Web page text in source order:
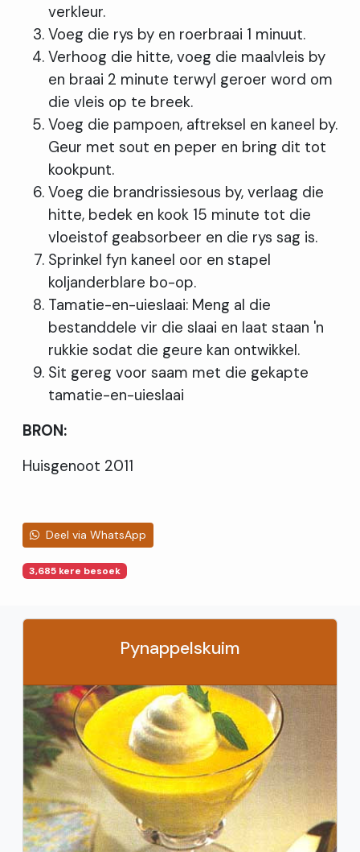
verkleur.
Voeg die rys by en roerbraai 1 minuut.
Verhoog die hitte, voeg die maalvleis by
en braai 2 minute terwyl geroer word om
die vleis op te breek.
Voeg die pampoen, aftreksel en kaneel by.
Geur met sout en peper en bring dit tot
kookpunt.
Voeg die brandrissiesous by, verlaag die
hitte, bedek en kook 15 minute tot die
vloeistof geabsorbeer en die rys sag is.
Sprinkel fyn kaneel oor en stapel
koljanderblare bo-op.
Tamatie-en-uieslaai: Meng al die
bestanddele vir die slaai en laat staan 'n
rukkie sodat die geure kan ontwikkel.
Sit gereg voor saam met die gekapte
tamatie-en-uieslaai
BRON:
Huisgenoot 2011
Deel via WhatsApp
3,685 kere besoek
Pynappelskuim